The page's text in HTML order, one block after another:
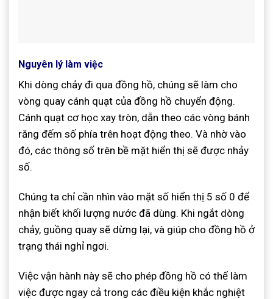
Nguyên lý làm việc
Khi dòng chảy đi qua đồng hồ, chúng sẽ làm cho
vòng quay cánh quạt của đồng hồ chuyển động.
Cánh quạt cơ học xay tròn, dẫn theo các vòng bánh
răng đếm số phía trên hoạt động theo. Và nhờ vào
đó, các thông số trên bề mặt hiển thị sẽ được nhảy
số.
Chúng ta chỉ cần nhìn vào mặt số hiển thị 5 số 0 để
nhận biết khối lượng nước đã dùng. Khi ngắt dòng
chảy, guồng quay sẽ dừng lại, và giúp cho đồng hồ ở
trạng thái nghỉ ngơi.
Việc vận hành này sẽ cho phép đồng hồ có thể làm
việc được ngay cả trong các điều kiện khắc nghiệt